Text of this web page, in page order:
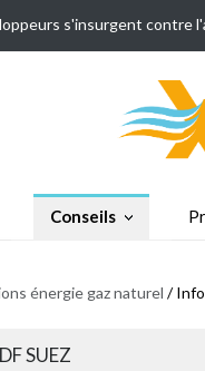
s'insurgent contre
Conseils
énergie gaz naturel /
SUEZ